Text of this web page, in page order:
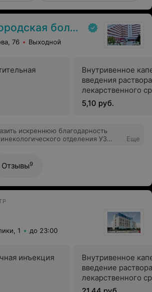
больница № 1
76 Выходной
Внутривенное
введения раствора
лекарственного
объемом 200 мл
5,10 руб.
искреннюю благодарность
отделения УЗ
и внимательное
спасибо моему лечащему врачу
и профессионализм, а также
сестре Валентине
коллектив отделения работает
механизм. Спасибо всему
процедурным и постовым
заботу, санитаркам за
Ирине Васильевне
Еще
Отзывы9
1 до 23:00
инъекция
Внутривенное
введение раствора
лекарственного
объемом 100 мл